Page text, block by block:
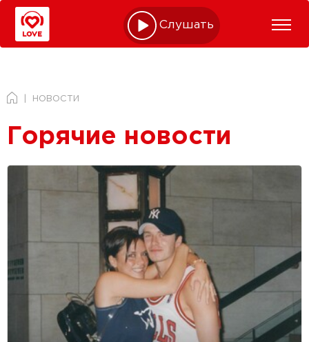
Слушать online
НОВОСТИ
Горячие новости